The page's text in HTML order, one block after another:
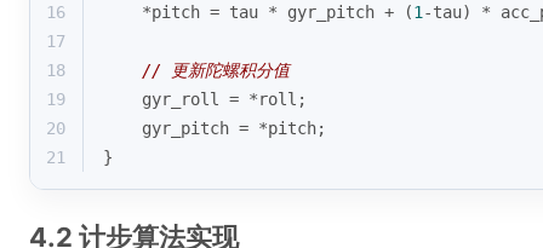
16
    *pitch = tau * gyr_pitch + (
1 -tau) *
17
18
// 更新陀螺积分值
19
    gyr_roll = *roll;
20
    gyr_pitch = *pitch;
21
}
4.2 计步算法实现